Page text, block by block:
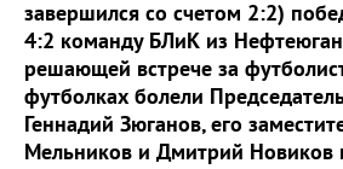
завершился со счетом 2:2)
4:2 команду БЛиК из
решающей встрече за
футболках болели
Геннадий Зюганов, его
Мельников и Дмитрий Новиков